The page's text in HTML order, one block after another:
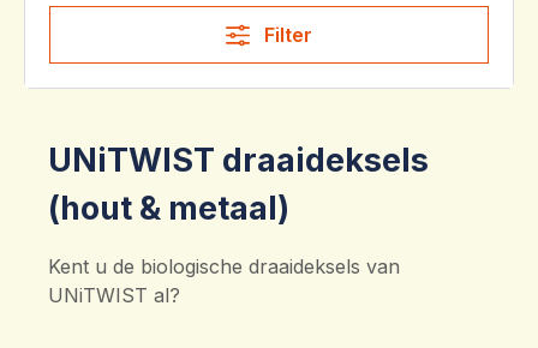
Filter
UNiTWIST draaideksels
(hout & metaal)
Kent u de biologische draaideksels van
UNiTWIST al?